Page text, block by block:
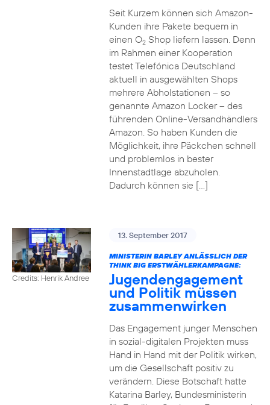
Seit Kurzem können sich Amazon-
Kunden ihre Pakete bequem in
einen O2Shop liefern lassen. Denn
im Rahmen einer Kooperation
testet Telefónica Deutschland
aktuell in ausgewählten Shops
mehrere Abholstationen – so
genannte Amazon Locker – des
führenden Online-Versandhändlers
Amazon. So haben Kunden die
Möglichkeit, ihre Päckchen schnell
und problemlos in bester
Innenstadtlage abzuholen.
Dadurch können sie […]
Credits: Henrik Andree
13. September 2017
MINISTERIN BARLEY ANLÄSSLICH DER
THINK BIG ERSTWÄHLERKAMPAGNE:
Jugendengagement
und Politik müssen
zusammenwirken
Das Engagement junger Menschen
in sozial-digitalen Projekten muss
Hand in Hand mit der Politik wirken,
um die Gesellschaft positiv zu
verändern. Diese Botschaft hatte
Katarina Barley, Bundesministerin